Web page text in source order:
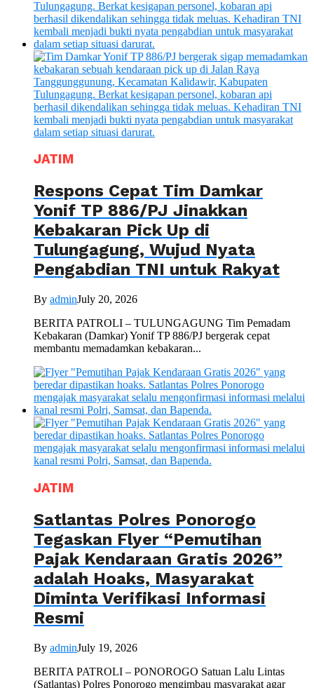
JATIM
Respons Cepat Tim Damkar
Yonif TP 886/PJ Jinakkan
Kebakaran Pick Up di
Tulungagung, Wujud Nyata
Pengabdian TNI untuk Rakyat
By adminJuly 20, 2026
BERITA PATROLI – TULUNGAGUNG Tim Pemadam
Kebakaran (Damkar) Yonif TP 886/PJ bergerak cepat
membantu memadamkan kebakaran...
JATIM
Satlantas Polres Ponorogo
Tegaskan Flyer “Pemutihan
Pajak Kendaraan Gratis 2026”
adalah Hoaks, Masyarakat
Diminta Verifikasi Informasi
Resmi
By adminJuly 19, 2026
BERITA PATROLI – PONOROGO Satuan Lalu Lintas
(Satlantas) Polres Ponorogo mengimbau masyarakat agar